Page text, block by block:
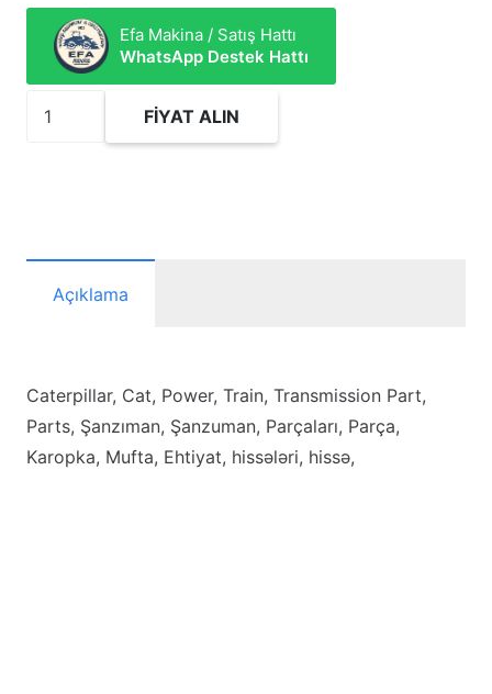
Efa Makina / Satış Hattı
WhatsApp Destek Hattı
8E1263
FIYAT ALIN
Açıklama
Caterpillar, Cat, Power, Train, Transmission Part,
Parts, Şanzıman, Şanzuman, Parçaları, Parça,
Karopka, Mufta, Ehtiyat, hissələri, hissə,